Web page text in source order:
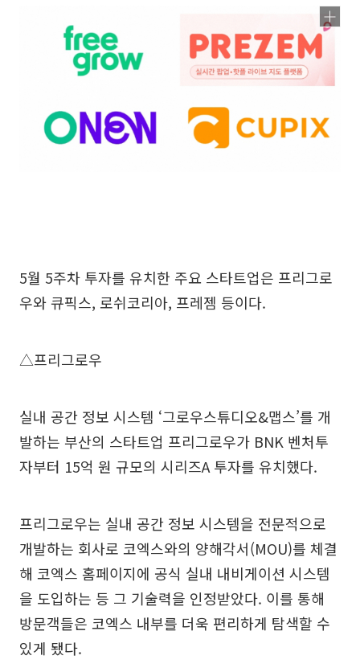
5월 5주차 투자를 유치한 주요 스타트업은 프리그로
우와 큐픽스, 로쉬코리아, 프레젬 등이다.
△프리그로우
실내 공간 정보 시스템 ‘그로우스튜디오&맵스’를 개
발하는 부산의 스타트업 프리그로우가 BNK 벤처투
자부터 15억 원 규모의 시리즈A 투자를 유치했다.
프리그로우는 실내 공간 정보 시스템을 전문적으로
개발하는 회사로 코엑스와의 양해각서(MOU)를 체결
해 코엑스 홈페이지에 공식 실내 내비게이션 시스템
을 도입하는 등 그 기술력을 인정받았다. 이를 통해
방문객들은 코엑스 내부를 더욱 편리하게 탐색할 수
있게 됐다.